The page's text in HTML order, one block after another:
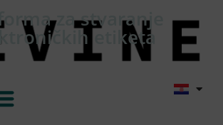
za stvaranje
etiketa